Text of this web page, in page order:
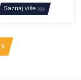
Saznaj više